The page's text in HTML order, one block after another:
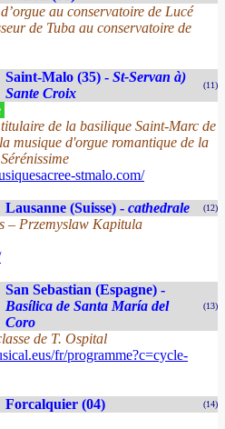
au conservatoire de Lucé
de Tuba au conservatoire de
Saint-Malo (35) - St-Servan à)
Sante Croix
(11)
de la basilique Saint-Marc de
musique d'orgue romantique de la
stmalo.com/
Lausanne (Suisse) - cathedrale (12)
– Przemyslaw Kapitula
San Sebastian (Espagne) -
Basílica de Santa María del
Coro
(13)
de T. Ospital
fr/programme?c=cycle-
Forcalquier (04) (14)